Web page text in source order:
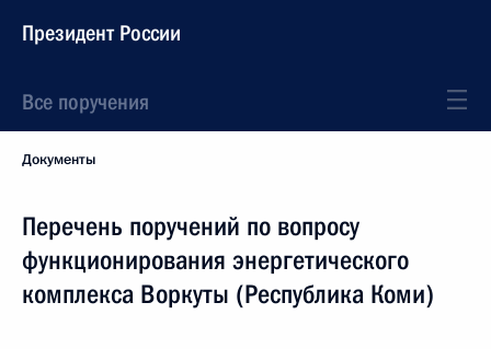
Президент России
Все поручения
Документы
Перечень поручений по вопросу
функционирования энергетического
комплекса Воркуты (Республика Коми)